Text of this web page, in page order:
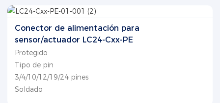
Conector de alimentación para
sensor/actuador LC24-Cxx-PE
Protegido
Tipo de pin
3/4/10/12/19/24 pines
Soldado